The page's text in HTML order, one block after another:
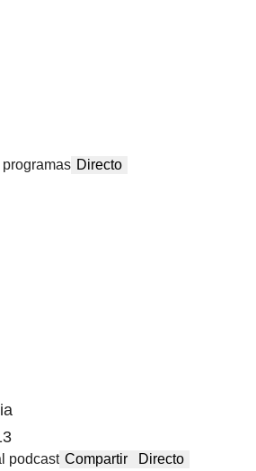
Directo
podcast Compartir Directo